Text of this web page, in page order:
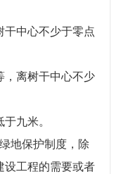
中心不少于零点
离树干中心不少
九米。
保护制度，除
设工程的需要或者